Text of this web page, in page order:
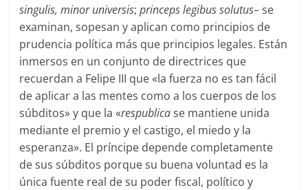
singulis, minor universis;princeps legibus solutus– se
examinan, sopesan y aplican como principios de
prudencia política más que principios legales. Están
inmersos en un conjunto de directrices que
recuerdan a Felipe III que «la fuerza no es tan fácil
de aplicar a las mentes como a los cuerpos de los
súbditos» y que la «respublicase mantiene unida
mediante el premio y el castigo, el miedo y la
esperanza». El príncipe depende completamente
de sus súbditos porque su buena voluntad es la
única fuente real de su poder fiscal, político y